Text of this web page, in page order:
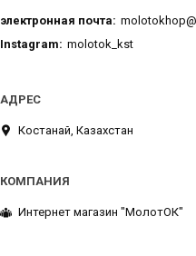
электронная почта
Instagram
molotok_kst
Костанай, Казахстан
Интернет магазин "МолотОК"